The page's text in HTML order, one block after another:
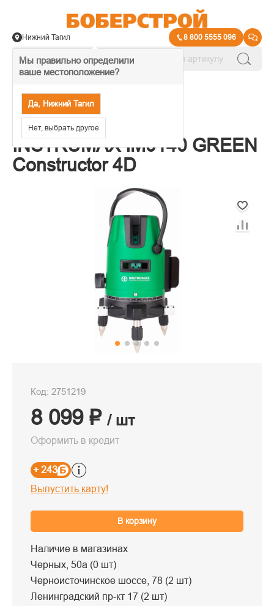
Мы правильно определили
ваше местоположение?
Да, Нижний Тагил
Нет, выбрать другое
Нижний Тагил 8 800 5555 096
Лазерный уровень
INSTRUMAX IM0140 GREEN
Constructor 4D
Код: 2751219
8 099 ₽ / шт
Оформить в кредит
+ 243
Выпустить карту!
В корзину
Наличие в магазинах
Черных, 50а (0 шт)
Черноисточинское шоссе, 78 (2 шт)
Ленинградский пр-кт 17 (2 шт)